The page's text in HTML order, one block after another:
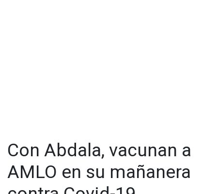
Con Abdala, vacunan a
AMLO en su mañanera